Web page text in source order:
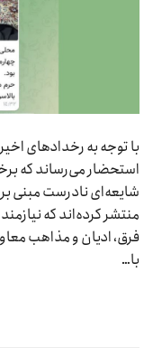
با توجه به رخدادهای
استحضار می‌رساند که
شایعه‌ای نادرست مبنی
منتشر کرده‌اند که
فرق، ادیان و مذاهب
با…